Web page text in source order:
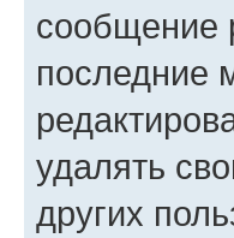
сообщение
последние
удалять
других